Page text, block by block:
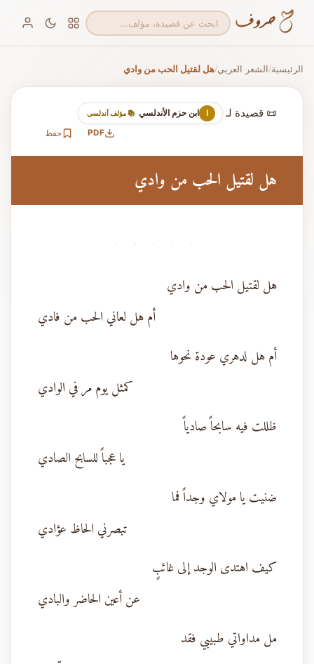
الرئيسية/الشعر العربي/هل لقتيل الحب من وادي
📜 قصيدة لـ ا ابن حزم الأندلسي 📚 مؤلف أندلسي
PDF حفظ
هل لقتيل الحب من وادي
· · · · ·
هل لقتيل الحب من وادي
أم هل لعاني الحب من فادي
أم هل لدهري عودة نحوها
كمثل يوم مر في الوادي
ظللت فيه سابحاً صادياً
يا عجباً للسابح الصادي
ضنيت يا مولاي وجداً فما
تبصرني الحاظ عؤادي
كيف اهتدى الوجد إلى غائبٍ
عن أعين الحاضر والبادي
مل مداواتي طبيبي فقد